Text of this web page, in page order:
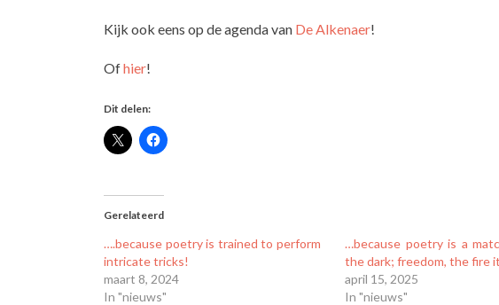
Kijk ook eens op de agenda van De Alkenaer!
Ofhier!
Dit delen:
Gerelateerd
….because poetry is trained to perform
intricate tricks!
maart 8, 2024
In "nieuws"
…because poetry is a
the dark; freedom, the fire
april 15, 2025
In "nieuws"